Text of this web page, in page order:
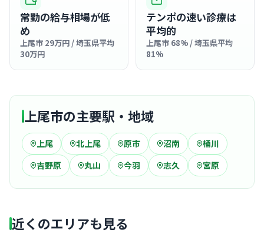
常勤の給与相場が低
め
上尾市 29万円 / 埼玉県平均
30万円
テンポの速い診療は
平均的
上尾市 68% / 埼玉県平均
81%
上尾市の主要駅・地域
上尾 北上尾 原市 沼南
桶川
吉野原
丸山 今羽 志久 宮原
近くのエリアも見る